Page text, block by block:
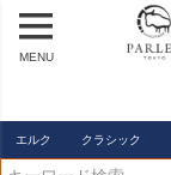
MENU
エルク クラシック